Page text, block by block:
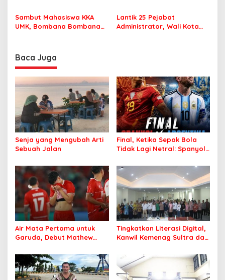
Perlu Lagi ke Kendari
Sekolah dengan Aman
Sambut Mahasiswa KKA
UMK, Bombana Bombana
Lantik 25 Pejabat
Administrator, Wali Kota
Baca Juga
Senja yang Mengubah Arti
Sebuah Jalan
Final, Ketika Sepak Bola
Tidak Lagi Netral: Spanyol
Air Mata Pertama untuk
Garuda, Debut Mathew
Indonesia
Tingkatkan Literasi Digital,
Kanwil Kemenag Sultra dan
Pelatihan AI Ready ASEAN